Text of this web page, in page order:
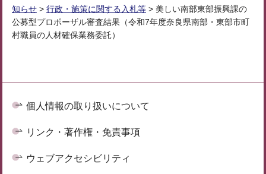
知らせ > 行政・施策に関する入札等 > 美しい南部東部振興課の
公募型プロポーザル審査結果（令和7年度奈良県南部・東部市町
村職員の人材確保業務委託）
個人情報の取り扱いについて
リンク・著作権・免責事項
ウェブアクセシビリティ